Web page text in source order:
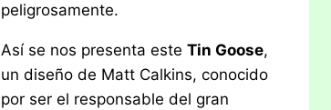
peligrosamente.
Así se nos presenta esteTin Goose,
un diseño de Matt Calkins, conocido
por ser el responsable del gran